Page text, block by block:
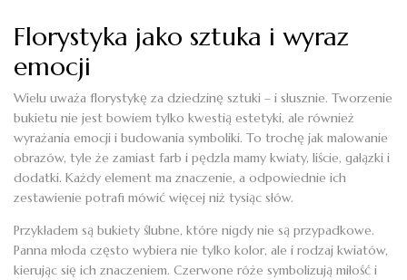
Florystyka jako sztuka i wyraz
emocji
Wielu uważa florystykę za dziedzinę sztuki – i słusznie. Tworzenie
bukietu nie jest bowiem tylko kwestią estetyki, ale również
wyrażania emocji i budowania symboliki. To trochę jak malowanie
obrazów, tyle że zamiast farb i pędzla mamy kwiaty, liście, gałązki i
dodatki. Każdy element ma znaczenie, a odpowiednie ich
zestawienie potrafi mówić więcej niż tysiąc słów.
Przykładem są bukiety ślubne, które nigdy nie są przypadkowe.
Panna młoda często wybiera nie tylko kolor, ale i rodzaj kwiatów,
kierując się ich znaczeniem. Czerwone róże symbolizują miłość i